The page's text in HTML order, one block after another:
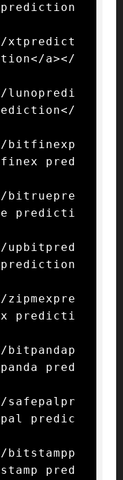
xtpredict
a></
lunopredi
bitfinexp
pred
bitruepre
predicti
upbitpred
predicti
pred
safepalpr
predic
pred